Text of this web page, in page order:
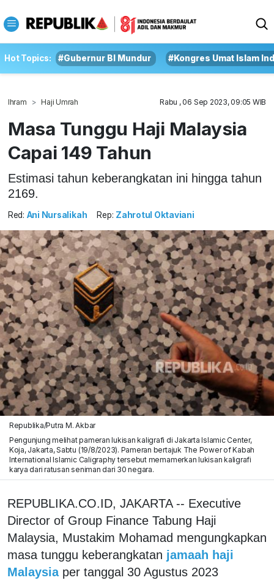
Hot Topics: #Gubernur BI Mundur #Kongres Umat Islam
Ihram Haji Umrah Rabu , 06 Sep 2023, 09:05 WIB
Masa Tunggu Haji Malaysia
Capai 149 Tahun
Estimasi tahun keberangkatan ini hingga tahun
2169.
Red: Ani Nursalikah Rep: Zahrotul Oktaviani
Republika/Putra M. Akbar
Pengunjung melihat pameran lukisan kaligrafi di Jakarta Islamic Center,
Koja, Jakarta, Sabtu (19/8/2023). Pameran bertajuk The Power of Kabah
International Islamic Caligraphy tersebut memamerkan lukisan kaligrafi
karya dari ratusan seniman dari 30 negara.
REPUBLIKA.CO.ID, JAKARTA -- Executive
Director of Group Finance Tabung Haji
Malaysia, Mustakim Mohamad mengungkapkan
masa tunggu keberangkatan jamaah haji
Malaysia per tanggal 30 Agustus 2023